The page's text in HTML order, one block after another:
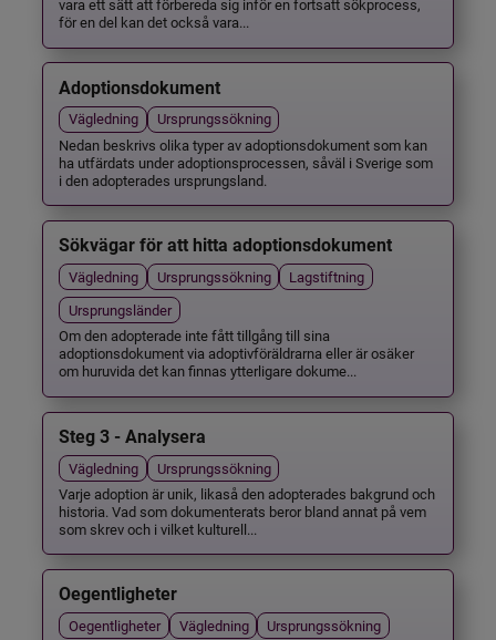
vara ett sätt att förbereda sig inför en fortsatt sökprocess,
för en del kan det också vara...
Adoptionsdokument
Vägledning
Ursprungssökning
Nedan beskrivs olika typer av adoptionsdokument som kan
ha utfärdats under adoptionsprocessen, såväl i Sverige som
i den adopterades ursprungsland.
Sökvägar för att hitta adoptionsdokument
Vägledning Ursprungssökning
Lagstiftning
Ursprungsländer
Om den adopterade inte fått tillgång till sina
adoptionsdokument via adoptivföräldrarna eller är osäker
om huruvida det kan finnas ytterligare dokume...
Steg 3 - Analysera
Vägledning
Ursprungssökning
Varje adoption är unik, likaså den adopterades bakgrund och
historia. Vad som dokumenterats beror bland annat på vem
som skrev och i vilket kulturell...
Oegentligheter
Oegentligheter Vägledning
Ursprungssökning